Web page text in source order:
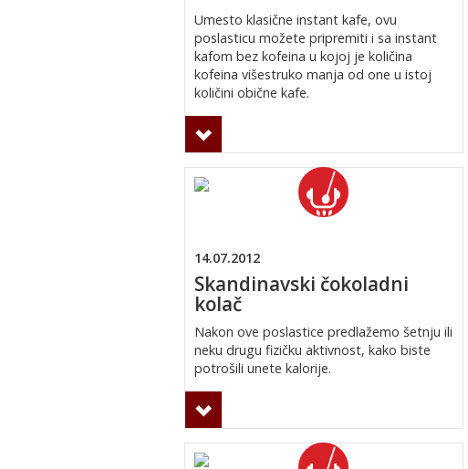
Umesto klasične instant kafe, ovu
poslasticu možete pripremiti i sa instant
kafom bez kofeina u kojoj je količina
kofeina višestruko manja od one u istoj
količini obične kafe.
14.07.2012
Skandinavski čokoladni
kolač
Nakon ove poslastice predlažemo šetnju ili
neku drugu fizičku aktivnost, kako biste
potrošili unete kalorije.